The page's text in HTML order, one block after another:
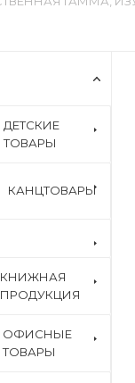
ДЕТСКИЕ
ТОВАРЫ
КАНЦТОВАРЫ
КНИЖНАЯ
ПРОДУКЦИЯ
ОФИСНЫЕ
ТОВАРЫ